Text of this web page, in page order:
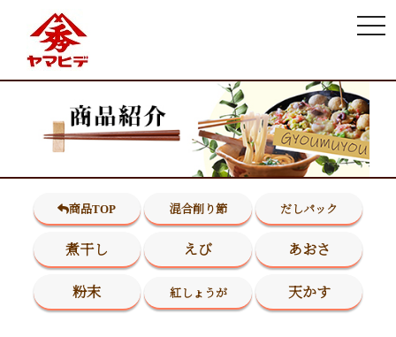
商品TOP 混合削り節 だしパック
煮干し えび あおさ
粉末 紅しょうが 天かす